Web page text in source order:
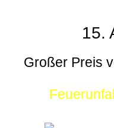
15.
Großer Preis